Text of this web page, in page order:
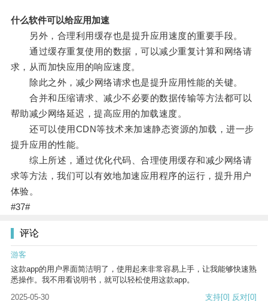
什么软件可以给应用加速
另外，合理利用缓存也是提升应用速度的重要手段。
通过缓存重复使用的数据，可以减少重复计算和网络请
求，从而加快应用的响应速度。
除此之外，减少网络请求也是提升应用性能的关键。
合并和压缩请求、减少不必要的数据传输等方法都可以
帮助减少网络延迟，提高应用的加载速度。
还可以使用CDN等技术来加速静态资源的加载，进一步
提升应用的性能。
综上所述，通过优化代码、合理使用缓存和减少网络请
求等方法，我们可以有效地加速应用程序的运行，提升用户
体验。
#37#
评论
游客
这款app的用户界面简洁明了，使用起来非常容易上手，让我能够快速熟
悉操作。我不用看说明书，就可以轻松使用这款app。
2025-05-30
支持[0] 反对[0]